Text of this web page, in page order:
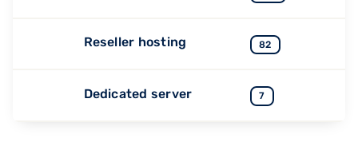
Reseller hosting 82
Dedicated server 7